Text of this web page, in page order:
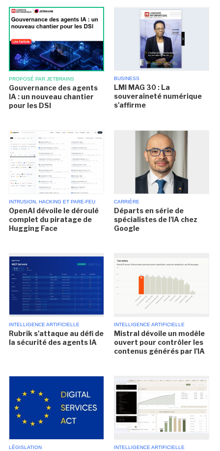
PROPOSÉ PAR JETBRAINS
Gouvernance des agents
IA : un nouveau chantier
pour les DSI
BUSINESS
LMI MAG 30 : La
souveraineté numérique
s'affirme
INTRUSION, HACKING ET PARE-FEU
OpenAI dévoile le déroulé
complet du piratage de
Hugging Face
CARRIÈRE
Départs en série de
spécialistes de l'IA chez
Google
INTELLIGENCE ARTIFICIELLE
Rubrik s'attaque au défi de
la sécurité des agents IA
INTELLIGENCE ARTIFICIELLE
Mistral dévoile un modèle
ouvert pour contrôler les
contenus générés par l'IA
LÉGISLATION INTELLIGENCE ARTIFICIELLE